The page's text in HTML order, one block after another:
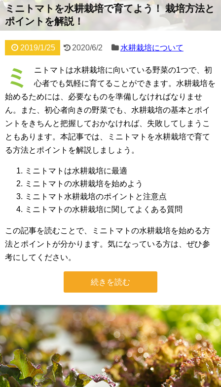
ミニトマトを水耕栽培で育てよう！ 栽培方法と
ポイントを解説！
2019/1/25 2020/6/2 水耕栽培について
ミ
ニトマトは水耕栽培に向いている野菜の1つで、初
心者でも気軽に育てることができます。水耕栽培を
始めるためには、必要なものを準備しなければなりませ
ん。また、初心者向きの野菜でも、水耕栽培の基本とポイ
ントをきちんと把握しておかなければ、失敗してしまうこ
ともあります。本記事では、ミニトマトを水耕栽培で育て
る方法とポイントを解説しましょう。
ミニトマトは水耕栽培に最適
ミニトマトの水耕栽培を始めよう
ミニトマト水耕栽培のポイントと注意点
ミニトマトの水耕栽培に関してよくある質問
この記事を読むことで、ミニトマトの水耕栽培を始める方
法とポイントが分かります。気になっている方は、ぜひ参
考にしてください。
続きを読む